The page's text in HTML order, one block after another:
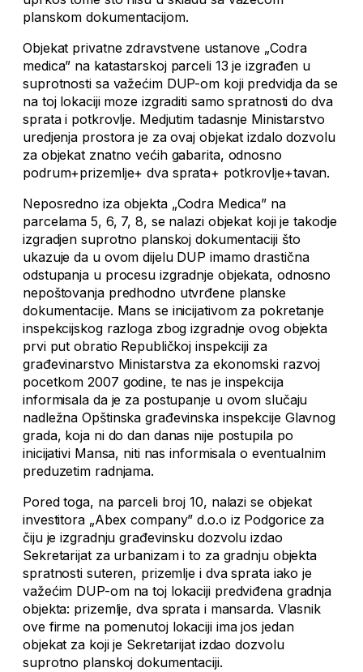
planskom dokumentacijom.
Objekat privatne zdravstvene ustanove „Codra
medica” na katastarskoj parceli 13 je izgrađen u
suprotnosti sa važećim DUP-om koji predvidja da se
na toj lokaciji moze izgraditi samo spratnosti do dva
sprata i potkrovlje. Medjutim tadasnje Ministarstvo
uredjenja prostora je za ovaj objekat izdalo dozvolu
za objekat znatno većih gabarita, odnosno
podrum+prizemlje+ dva sprata+ potkrovlje+tavan.
Neposredno iza objekta „Codra Medica” na
parcelama 5, 6, 7, 8, se nalazi objekat koji je takodje
izgradjen suprotno planskoj dokumentaciji što
ukazuje da u ovom dijelu DUP imamo drastična
odstupanja u procesu izgradnje objekata, odnosno
nepoštovanja predhodno utvrđene planske
dokumentacije. Mans se inicijativom za pokretanje
inspekcijskog razloga zbog izgradnje ovog objekta
prvi put obratio Republičkoj inspekciji za
građevinarstvo Ministarstva za ekonomski razvoj
pocetkom 2007 godine, te nas je inspekcija
informisala da je za postupanje u ovom slučaju
nadležna Opštinska građevinska inspekcije Glavnog
grada, koja ni do dan danas nije postupila po
inicijativi Mansa, niti nas informisala o eventualnim
preduzetim radnjama.
Pored toga, na parceli broj 10, nalazi se objekat
investitora „Abex company” d.o.o iz Podgorice za
čiju je izgradnju građevinsku dozvolu izdao
Sekretarijat za urbanizam i to za gradnju objekta
spratnosti suteren, prizemlje i dva sprata iako je
važećim DUP-om na toj lokaciji predviđena gradnja
objekta: prizemlje, dva sprata i mansarda. Vlasnik
ove firme na pomenutoj lokaciji ima jos jedan
objekat za koji je Sekretarijat izdao dozvolu
suprotno planskoj dokumentaciji.